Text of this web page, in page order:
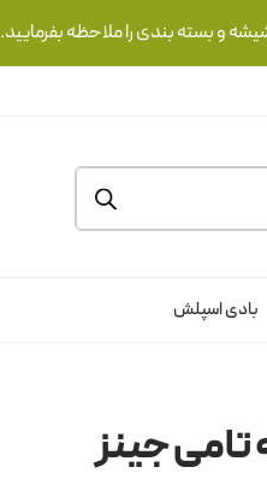
و بسته بندی را ملاحظه بفرمایید.
بادی اسپلش
تامی جینز